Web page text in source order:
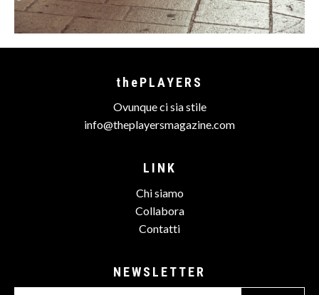
thePLAYERS
Ovunque ci sia stile
info@theplayersmagazine.com
LINK
Chi siamo
Collabora
Contatti
NEWSLETTER